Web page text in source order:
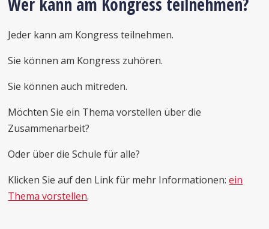
Jeder kann am Kongress teilnehmen.
Sie können am Kongress zuhören.
Sie können auch mitreden.
Möchten Sie ein Thema vorstellen über die
Zusammenarbeit?
Oder über die Schule für alle?
Klicken Sie auf den Link für mehr Informationen:ein
Thema vorstellen.